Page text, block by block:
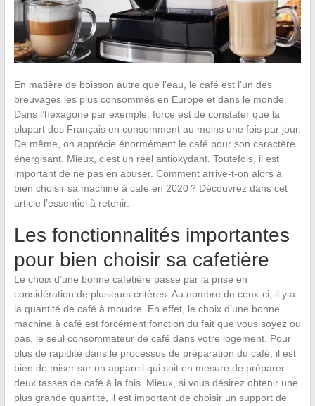
En matière de boisson autre que l’eau, le café est l’un des
breuvages les plus consommés en Europe et dans le monde.
Dans l’hexagone par exemple, force est de constater que la
plupart des Français en consomment au moins une fois par jour.
De même, on apprécie énormément le café pour son caractère
énergisant. Mieux, c’est un réel antioxydant. Toutefois, il est
important de ne pas en abuser. Comment arrive-t-on alors à
bien choisir sa machine à café en 2020 ? Découvrez dans cet
article l’essentiel à retenir.
Les fonctionnalités importantes
pour bien choisir sa cafetière
Le choix d’une bonne cafetière passe par la prise en
considération de plusieurs critères. Au nombre de ceux-ci, il y a
la quantité de café à moudre. En effet, le choix d’une bonne
machine à café est forcément fonction du fait que vous soyez ou
pas, le seul consommateur de café dans votre logement. Pour
plus de rapidité dans le processus de préparation du café, il est
bien de miser sur un appareil qui soit en mesure de préparer
deux tasses de café à la fois. Mieux, si vous désirez obtenir une
plus grande quantité, il est important de choisir un support de